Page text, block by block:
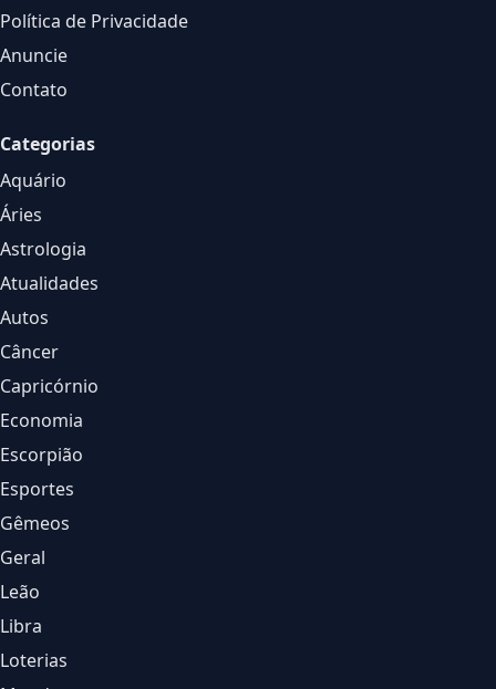
Política de Privacidade
Anuncie
Contato
Categorias
Aquário
Áries
Astrologia
Atualidades
Autos
Câncer
Capricórnio
Economia
Escorpião
Esportes
Gêmeos
Geral
Leão
Libra
Loterias